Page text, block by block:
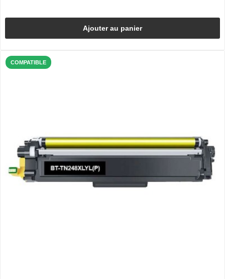
Ajouter au panier
COMPATIBLE